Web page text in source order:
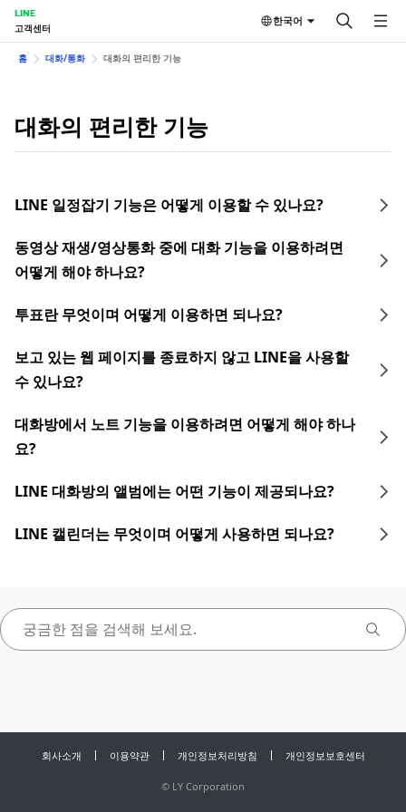
LINE
고객센터
한국어
홈 대화/통화 대화의 편리한 기능
대화의 편리한 기능
LINE 일정잡기 기능은 어떻게 이용할 수 있나요?
동영상 재생/영상통화 중에 대화 기능을 이용하려면
어떻게 해야 하나요?
투표란 무엇이며 어떻게 이용하면 되나요?
보고 있는 웹 페이지를 종료하지 않고 LINE을 사용할
수 있나요?
대화방에서 노트 기능을 이용하려면 어떻게 해야 하나
요?
LINE 대화방의 앨범에는 어떤 기능이 제공되나요?
LINE 캘린더는 무엇이며 어떻게 사용하면 되나요?
회사소개 이용약관 개인정보처리방침 개인정보보호센터
© LY Corporation